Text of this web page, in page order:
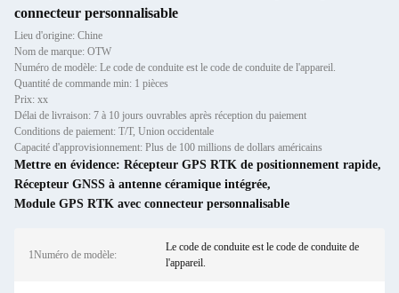
connecteur personnalisable
Lieu d'origine: Chine
Nom de marque: OTW
Numéro de modèle: Le code de conduite est le code de conduite de l'appareil.
Quantité de commande min: 1 pièces
Prix: xx
Délai de livraison: 7 à 10 jours ouvrables après réception du paiement
Conditions de paiement: T/T, Union occidentale
Capacité d'approvisionnement: Plus de 100 millions de dollars américains
Mettre en évidence: Récepteur GPS RTK de positionnement rapide,
Récepteur GNSS à antenne céramique intégrée,
Module GPS RTK avec connecteur personnalisable
1Numéro de modèle:
Le code de conduite est le code de conduite de
l'appareil.